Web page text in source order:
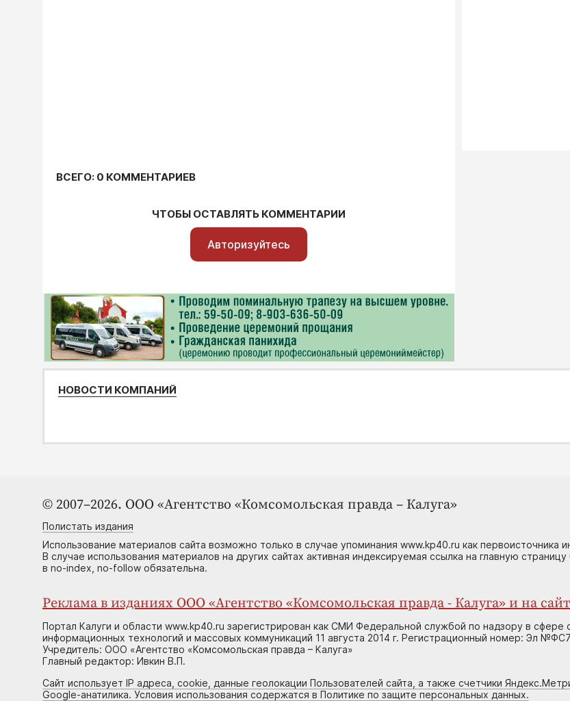
ВСЕГО: 0 КОММЕНТАРИЕВ
ЧТОБЫ ОСТАВЛЯТЬ КОММЕНТАРИИ
Авторизуйтесь
НОВОСТИ КОМПАНИЙ
© 2007–2026. ООО «Агентство «Комсомольская правда – Калуга»
Полистать издания
Использование материалов сайта возможно только в случае упоминания www.kp40.ru как первоисточника
В случае использования материалов на других сайтах активная индексируемая ссылка на главную
в no-index, no-follow обязательна.
Реклама в изданиях ООО «Агентство «Комсомольская правда - Калуга» и на
Портал Калуги и области www.kp40.ru зарегистрирован как СМИ Федеральной службой по надзору в сфере
информационных технологий и массовых коммуникаций 11 августа 2014 г. Регистрационный номер: Эл
Учредитель: ООО «Агентство «Комсомольская правда – Калуга»
Главный редактор: Ивкин В.П.
Сайт использует IP адреса, cookie, данные геолокации Пользователей сайта, а также счетчики
Google-анатилика. Условия использования содержатся в Политике по защите персональных данных.